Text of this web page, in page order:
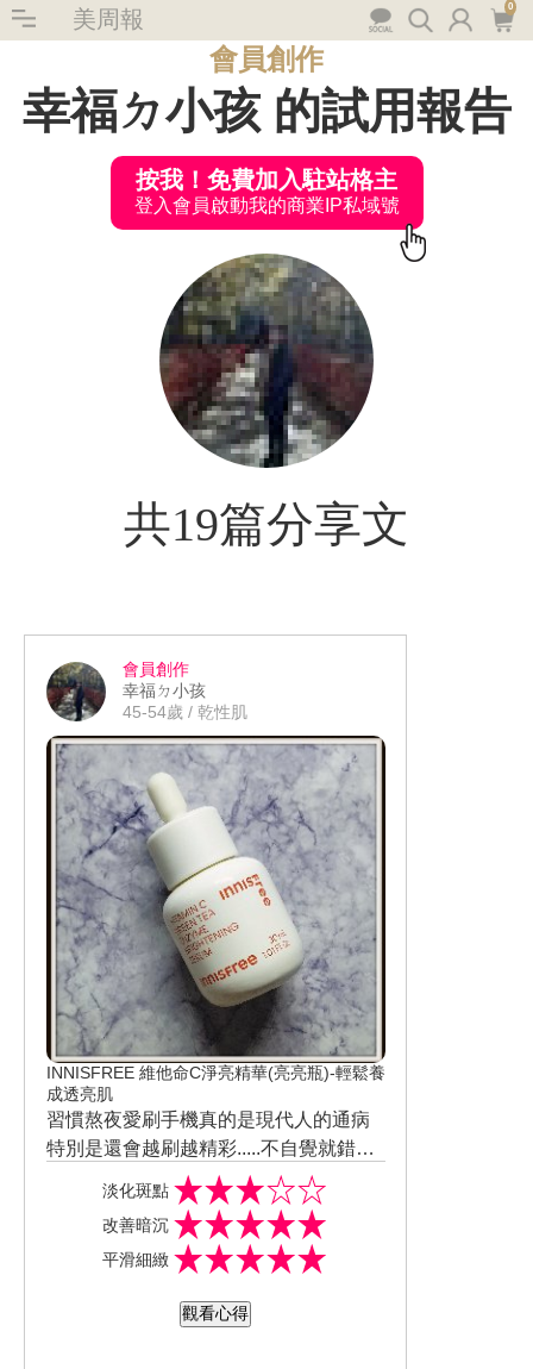
美周報 0
會員創作
幸福ㄉ小孩 的試用報告
按我！免費加入駐站格主
登入會員啟動我的商業IP私域號
共19篇分享文
會員創作
幸福ㄉ小孩
45-54歲 / 乾性肌
INNISFREE 維他命C淨亮精華(亮亮瓶)-輕鬆養
成透亮肌
習慣熬夜愛刷手機真的是現代人的通病
特別是還會越刷越精彩.....不自覺就錯過
睡眠時間了 長期下來迎接便是蠟黃又暗
淡的氣色 而且整體膚況也會跟著變得粗
而這款正是最適合像我這種作息不正
常、膚色不均還暗沉泛黃來使用 因為它
有獨創亮白科技：金球膠囊 是由水溶性
維生素C包裹著脂溶性維生素C 且總濃
和代謝老廢角質、達到亮白功效 金球膠
產品是很好控制用量的滴管設計 一管的
用量剛好能擦整張臉 精華液內含許多金
系產品常見添加太多人工香料 基本上幾
常水潤好推勻 其覆蓋的面積也很寬大 真
淡化斑點
改善暗沉
平滑細緻
觀看心得